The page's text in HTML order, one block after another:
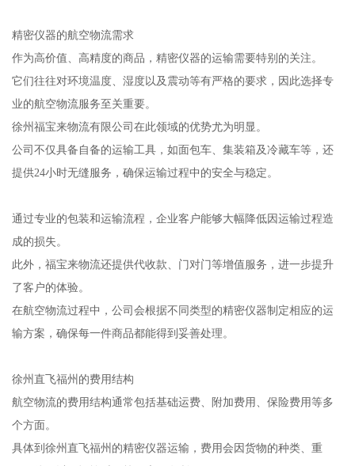
精密仪器的航空物流需求
作为高价值、高精度的商品，精密仪器的运输需要特别的关注。
它们往往对环境温度、湿度以及震动等有严格的要求，因此选择专
业的航空物流服务至关重要。
徐州福宝来物流有限公司在此领域的优势尤为明显。
公司不仅具备自备的运输工具，如面包车、集装箱及冷藏车等，还
提供24小时无缝服务，确保运输过程中的安全与稳定。
通过专业的包装和运输流程，企业客户能够大幅降低因运输过程造
成的损失。
此外，福宝来物流还提供代收款、门对门等增值服务，进一步提升
了客户的体验。
在航空物流过程中，公司会根据不同类型的精密仪器制定相应的运
输方案，确保每一件商品都能得到妥善处理。
徐州直飞福州的费用结构
航空物流的费用结构通常包括基础运费、附加费用、保险费用等多
个方面。
具体到徐州直飞福州的精密仪器运输，费用会因货物的种类、重